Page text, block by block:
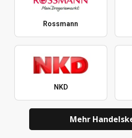
Rossmann
NKD
Mehr